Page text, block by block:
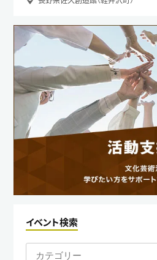
イベント検索